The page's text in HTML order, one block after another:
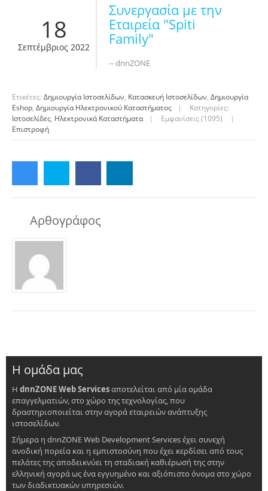
18
Σεπτέμβριος 2022
Συνεργασία με την
Εταιρεία "Spiti
Family"
-- dnnZONE
Ετικέτες: Δημιουργία Ιστοσελίδων, Κατασκευή Ιστοσελίδων, Δημιουργία
Eshop, Δημιουργία Ηλεκτρονικού Καταστήματος |
Κατηγορίες:
Ιστοσελίδες, Ηλεκτρονικά Καταστήματα | Εμφανίσεις (1095)
|
Επιστροφή
Αρθογράφος
Η ομάδα μας
Η dnnZONE Web Servicesαποτελείται από μία ομάδα
επαγγελματιών, στο χώρο της τεχνολογίας, που
δραστηριοποιείται στην αγορά εταιρειών ανάπτυξης
ιστοσελίδων.
Σήμερα η dnnZONE Web Development Services έχει συνεχή
ανοδική πορεία και η εμπιστοσύνη που έχει κερδίσει από τους
πελάτες της αποδεικνύει τη σταδιακή καθιέρωσή της στην
ελληνική αγορά ως ένα εγγυημένο και αξιόπιστο όνομα στο χώρο
των διαδικτυακών υπηρεσιών.